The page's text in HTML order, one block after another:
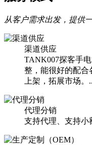
从客户需求出发，提供
渠道供应
TANK007探客手
整，能很好的配合
上架，拓展市场。
代理分销
支持代理、支持小